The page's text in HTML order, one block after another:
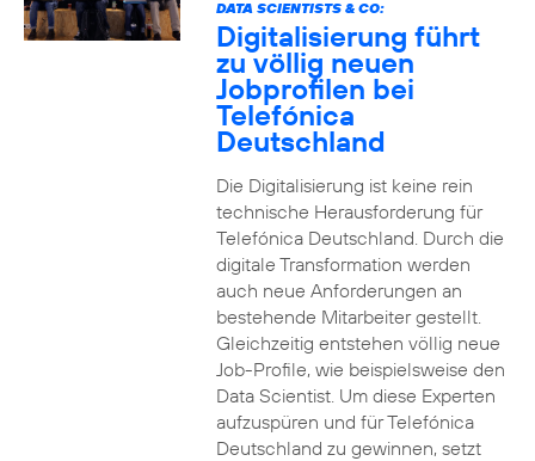
DATA SCIENTISTS & CO:
Digitalisierung führt
zu völlig neuen
Jobprofilen bei
Telefónica
Deutschland
Die Digitalisierung ist keine rein
technische Herausforderung für
Telefónica Deutschland. Durch die
digitale Transformation werden
auch neue Anforderungen an
bestehende Mitarbeiter gestellt.
Gleichzeitig entstehen völlig neue
Job-Profile, wie beispielsweise den
Data Scientist. Um diese Experten
aufzuspüren und für Telefónica
Deutschland zu gewinnen, setzt